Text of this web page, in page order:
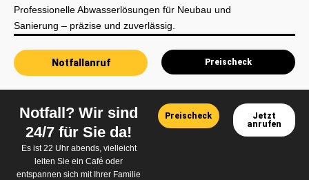
Professionelle Abwasserlösungen für Neubau und
Sanierung – präzise und zuverlässig.
Notfallanruf Preischeck
Notfall? Wir sind
24/7 für Sie da!
Es ist 22 Uhr abends, vielleicht
leiten Sie ein Café oder
entspannen sich mit Ihrer Familie
Preischeck
Jetzt
anrufen